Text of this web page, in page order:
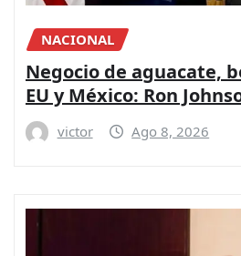
NACIONAL
Negocio de aguacate,
EU y México: Ron
victor Ago 8, 2026